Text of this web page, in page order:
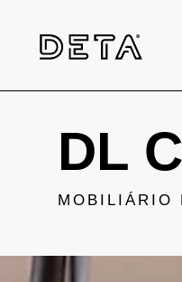
DL
MOBILIÁRIO